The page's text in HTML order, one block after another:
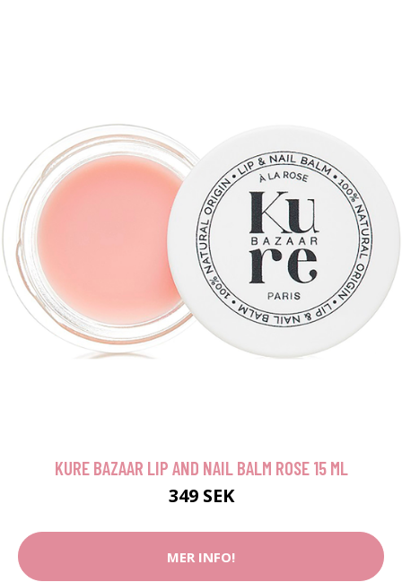
KURE BAZAAR LIP AND NAIL BALM ROSE 15 ML
349 SEK
MER INFO!